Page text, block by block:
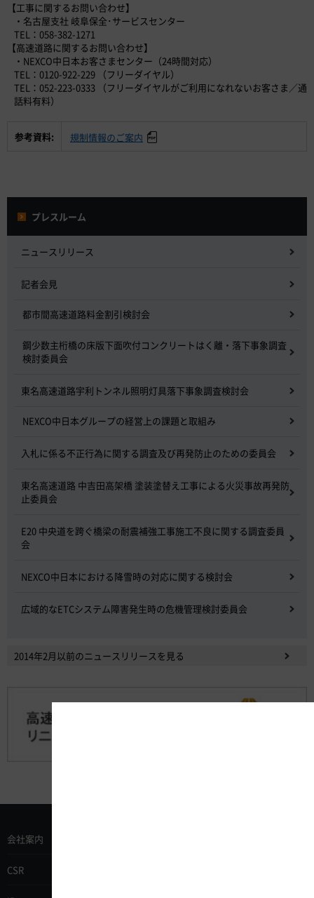
【工事に関するお問い合わせ】
・名古屋支社 岐阜保全･サービスセンター
TEL：058-382-1271
【高速道路に関するお問い合わせ】
・NEXCO中日本お客さまセンター（24時間対応）
TEL：0120-922-229 （フリーダイヤル）
TEL：052-223-0333 （フリーダイヤルがご利用になれないお客さま／通
話料有料）
参考資料: 規制情報のご案内
プレスルーム
ニュースリリース
記者会見
都市間高速道路料金割引検討会
鋼少数主桁橋の床版下面吹付コンクリートはく離・落下事象調査
検討委員会
東名高速道路宇利トンネル照明灯具落下事象調査検討会
NEXCO中日本グループの経営上の課題と取組み
入札に係る不正行為に関する調査及び再発防止のための委員会
東名高速道路 中吉田高架橋 塗装塗替え工事による火災事故再発防
止委員会
E20 中央道を跨ぐ橋梁の耐震補強工事施工不良に関する調査委員
会
NEXCO中日本における降雪時の対応に関する検討会
広域的なETCシステム障害発生時の危機管理検討委員会
2014年2月以前のニュースリリースを見る
会社案内
CSR